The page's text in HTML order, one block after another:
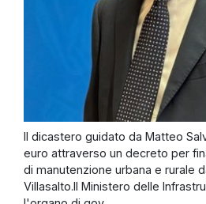
Il dicastero guidato da Matteo
euro attraverso un decreto per
di manutenzione urbana e rurale
Villasalto.Il Ministero delle